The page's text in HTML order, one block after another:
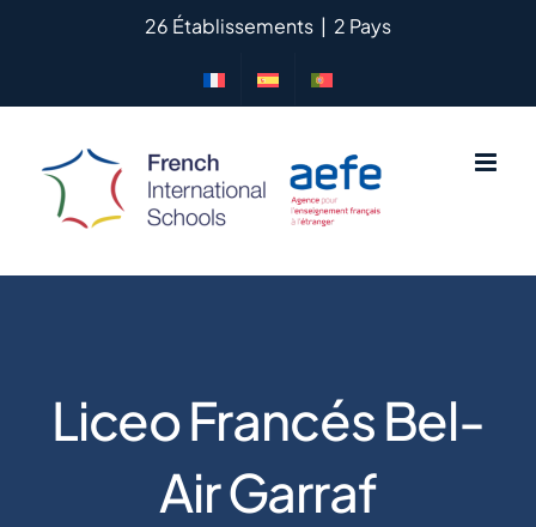
26 Établissements | 2 Pays
Liceo Francés Bel-
Air Garraf